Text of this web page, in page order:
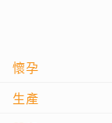
懷孕
生產